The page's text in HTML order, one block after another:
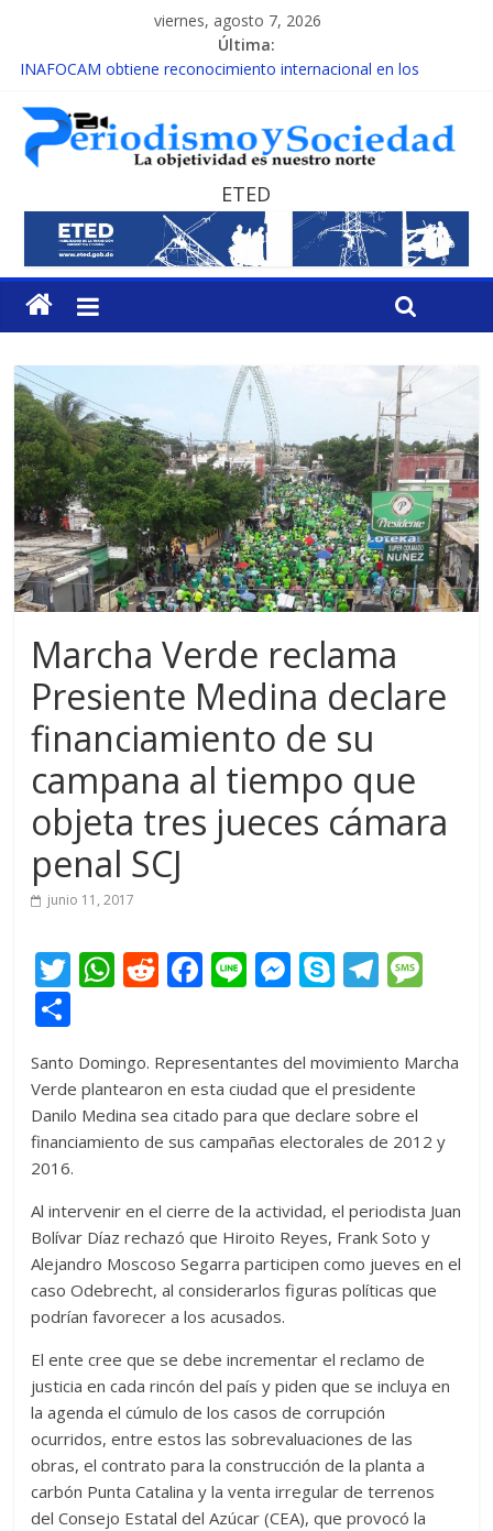
viernes, agosto 7, 2026
Última:
INAFOCAM obtiene reconocimiento internacional en los
15 de febrero de cada año es Día Nacional de la lucha contra el
cáncer infantil
EL ENFOQUE UNILATERAL DE LA COALICIÓN
MESCyT y Universidad Albizu apoyarán rehabilitación de
reclusos
MESCyT presenta calendario de Consulta Nacional por la
Educación
ETED
Marcha Verde reclama
Presiente Medina declare
financiamiento de su
campana al tiempo que
objeta tres jueces cámara
penal SCJ
junio 11, 2017
T
er
W
s
A
p
R
di
t
F
b
o
o
Li M
e
n
g
S
p
e
T
gr
a
m
a
e
m
p
ar
ti
r
Santo Domingo. Representantes del movimiento Marcha
Verde plantearon en esta ciudad que el presidente
Danilo Medina sea citado para que declare sobre el
financiamiento de sus campañas electorales de 2012 y
2016.
Al intervenir en el cierre de la actividad, el periodista Juan
Bolívar Díaz rechazó que Hiroito Reyes, Frank Soto y
Alejandro Moscoso Segarra participen como jueves en el
caso Odebrecht, al considerarlos figuras políticas que
podrían favorecer a los acusados.
El ente cree que se debe incrementar el reclamo de
justicia en cada rincón del país y piden que se incluya en
la agenda el cúmulo de los casos de corrupción
ocurridos, entre estos las sobrevaluaciones de las
obras, el contrato para la construcción de la planta a
carbón Punta Catalina y la venta irregular de terrenos
del Consejo Estatal del Azúcar (CEA), que provocó la